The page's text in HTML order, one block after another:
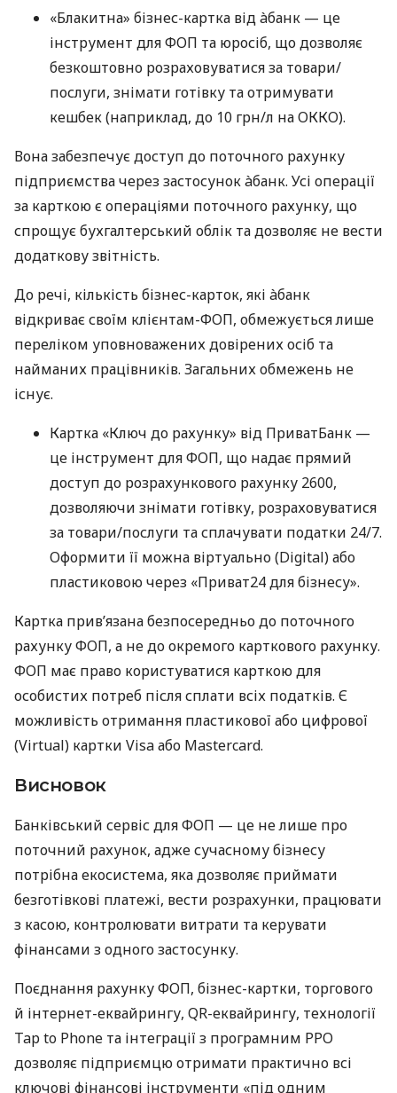
«Блакитна» бізнес-картка від àбанк — це
інструмент для ФОП та юросіб, що дозволяє
безкоштовно розраховуватися за товари/
послуги, знімати готівку та отримувати
кешбек (наприклад, до 10 грн/л на ОККО).
Вона забезпечує доступ до поточного рахунку
підприємства через застосунок àбанк. Усі операції
за карткою є операціями поточного рахунку, що
спрощує бухгалтерський облік та дозволяє не вести
додаткову звітність.
До речі, кількість бізнес-карток, які àбанк
відкриває своїм клієнтам-ФОП, обмежується лише
переліком уповноважених довірених осіб та
найманих працівників. Загальних обмежень не
існує.
Картка «Ключ до рахунку» від ПриватБанк —
це інструмент для ФОП, що надає прямий
доступ до розрахункового рахунку 2600,
дозволяючи знімати готівку, розраховуватися
за товари/послуги та сплачувати податки 24/7.
Оформити її можна віртуально (Digital) або
пластиковою через «Приват24 для бізнесу».
Картка прив’язана безпосередньо до поточного
рахунку ФОП, а не до окремого карткового рахунку.
ФОП має право користуватися карткою для
особистих потреб після сплати всіх податків. Є
можливість отримання пластикової або цифрової
(Virtual) картки Visa або Mastercard.
Висновок
Банківський сервіс для ФОП — це не лише про
поточний рахунок, адже сучасному бізнесу
потрібна екосистема, яка дозволяє приймати
безготівкові платежі, вести розрахунки, працювати
з касою, контролювати витрати та керувати
фінансами з одного застосунку.
Поєднання рахунку ФОП, бізнес-картки, торгового
й інтернет-еквайрингу, QR-еквайрингу, технології
Tap to Phone та інтеграції з програмним РРО
дозволяє підприємцю отримати практично всі
ключові фінансові інструменти «під одним